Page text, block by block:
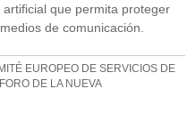
que permita proteger
de comunicación.
EUROPEO DE SERVICIOS DE
DE LA NUEVA